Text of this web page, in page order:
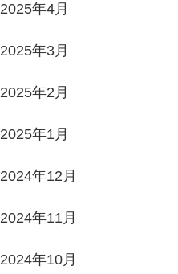
2025年4月
2025年3月
2025年2月
2025年1月
2024年12月
2024年11月
2024年10月